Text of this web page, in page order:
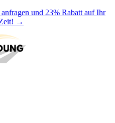
anfragen und 23% Rabatt auf Ihr
→